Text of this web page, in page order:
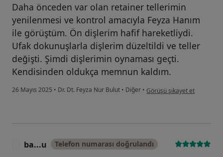
Daha önceden var olan retainer tellerimin
yenilenmesi ve kontrol amacıyla Feyza Hanım
ile görüştüm. Ön dişlerim hafif hareketliydi.
Ufak dokunuşlarla dişlerim düzeltildi ve teller
değişti. Şimdi dişlerimin oynaması geçti.
Kendisinden oldukça memnun kaldım.
26 Mayıs 2025 • Dr. Dt. Feyza Nur Bulut • Diğer • kullanıcının görüşüne göre
Görüşü şikayet et
ba...u Telefon numarası doğrulandı